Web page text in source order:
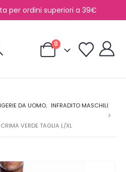
per ordini superiori a 39€
0
DA UOMO, INFRADITO MASCHILI
VERDE TAGLIA L/XL